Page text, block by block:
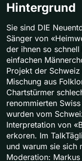
Hintergrund
Sie sind DIE
Sänger von
der ihnen so
einfachen
Projekt der
Mischung aus
Chartstürmer
renommierten
wurden vom
Interpretation von
erkoren. Im
und warum sie sich
Moderation: Markus